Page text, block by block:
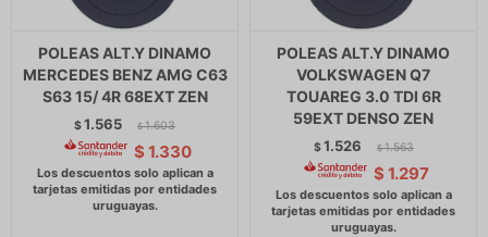
POLEAS ALT.Y DINAMO
MERCEDES BENZ AMG C63
S63 15/ 4R 68EXT ZEN
$1.565 $ 1.603
$ 1.330
POLEAS ALT.Y DINAMO
VOLKSWAGEN Q7
TOUAREG 3.0 TDI 6R
59EXT DENSO ZEN
$1.526 $ 1.563
$ 1.297